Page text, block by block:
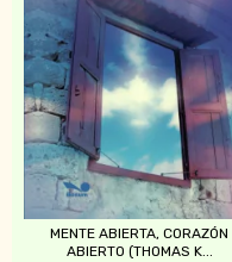
MENTE ABIERTA, CORAZÓN
ABIERTO (THOMAS K...